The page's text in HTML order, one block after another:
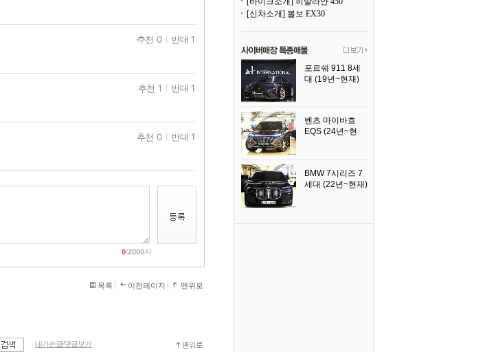
추천 0 반대 1
추천 1 반대 1
추천 0 반대 1
0/2000자
목록 이전페이지 맨위로
내가쓴글/댓글보기
[신차소개] 볼보 EX30
포르쉐 911 8세
대 (19년~현재)
벤츠 마이바흐
EQS (24년~현
BMW 7시리즈 7
세대 (22년~현재)